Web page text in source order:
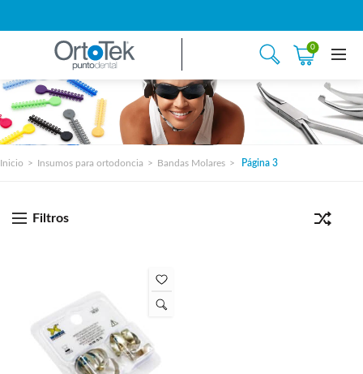
0
Inicio Insumos para ortodoncia Bandas Molares Página 3
Filtros